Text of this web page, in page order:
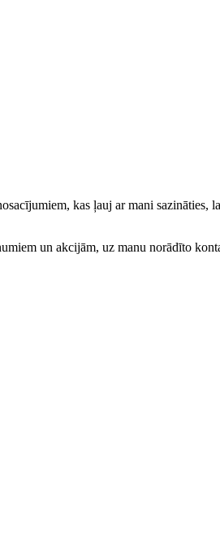
kas ļauj ar mani sazināties,
un akcijām, uz manu norādīto